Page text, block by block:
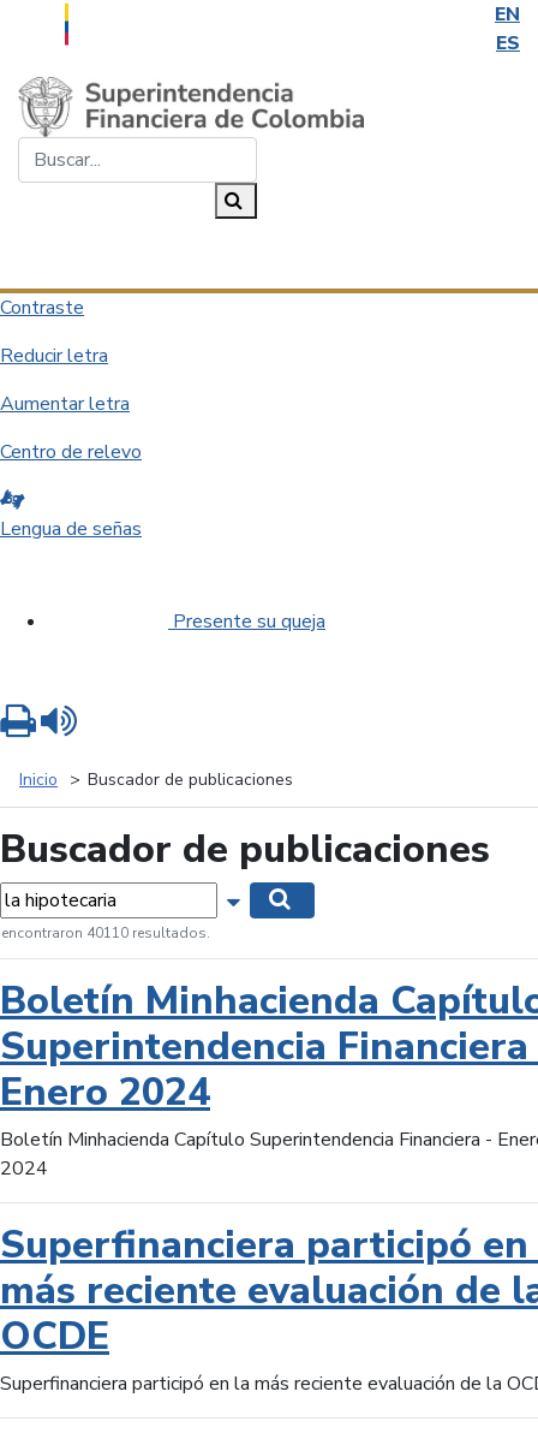
EN
ES
Saltar al contenido principal
Contraste
Reducir letra
Aumentar letra
Centro de relevo
Lengua de señas
Presente su queja
Inicio Buscador de publicaciones
Buscador de publicaciones
Mostrar opciones de búsqueda
encontraron 40110 resultados.
Boletín Minhacienda
Superintendencia
Enero 2024
Boletín Minhacienda Capítulo Superintendencia Financiera -
2024
Superfinanciera participó
más reciente evaluación de
OCDE
Superfinanciera participó en la más reciente evaluación de la
Imprimir